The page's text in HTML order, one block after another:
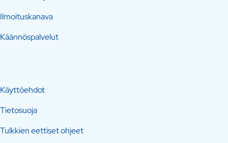
Ilmoituskanava
Käännöspalvelut
Käyttöehdot
Tietosuoja
Tulkkien eettiset ohjeet